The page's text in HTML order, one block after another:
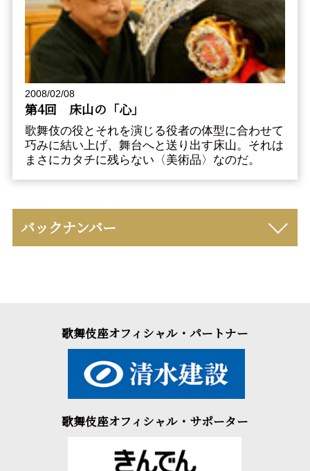
2008/02/08
第4回 床山の「心」
歌舞伎の役とそれを演じる役者の体型に合わせて
巧みに結い上げ、舞台へと送り出す床山。それは
まさにカタチに残らない〈美術品〉なのだ。
バックナンバー
歌舞伎座オフィシャル・パートナー
歌舞伎座オフィシャル・サポーター